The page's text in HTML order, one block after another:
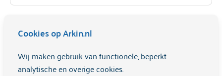
Telefoonnummer
Cookies op Arkin.nl
Wij maken gebruik van functionele, beperkt
analytische en overige cookies.